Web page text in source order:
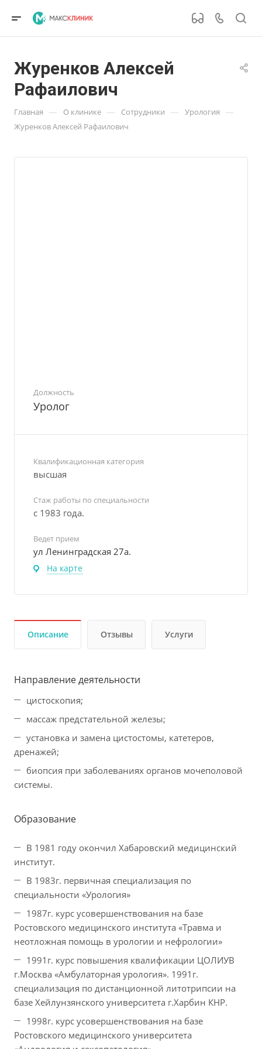
Журенков Алексей
Рафаилович
Главная — О клинике — Сотрудники — Урология —
Журенков Алексей Рафаилович
Должность
Уролог
Квалификационная категория
высшая
Стаж работы по специальности
с 1983 года.
Ведет прием
ул Ленинградская 27а.
На карте
Описание Отзывы Услуги
Направление деятельности
цистоскопия;
массаж предстательной железы;
установка и замена цистостомы, катетеров,
дренажей;
биопсия при заболеваниях органов мочеполовой
системы.
Образование
В 1981 году окончил Хабаровский медицинский
институт.
В 1983г. первичная специализация по
специальности «Урология»
1987г. курс усовершенствования на базе
Ростовского медицинского института «Травма и
неотложная помощь в урологии и нефрологии»
1991г. курс повышения квалификации ЦОЛИУВ
г.Москва «Амбулаторная урология». 1991г.
специализация по дистанционной литотрипсии на
базе Хейлунзянского университета г.Харбин КНР.
1998г. курс усовершенствования на базе
Ростовского медицинского университета